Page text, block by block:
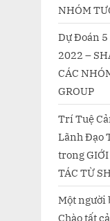
NHÓM
Dự Đoán
2022 –
CÁC
GROUP
Trí Tuệ
Lãnh Đạo
trong
TÁC TỪ
Một người
Chào tất